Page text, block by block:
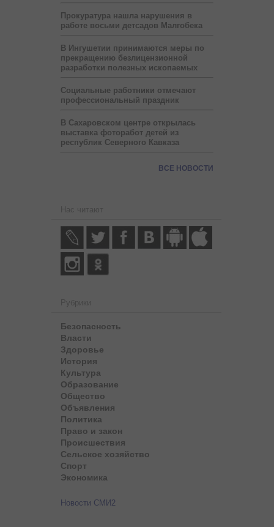
Прокуратура нашла нарушения в
работе восьми детсадов Малгобека
В Ингушетии принимаются меры по
прекращению безлицензионной
разработки полезных ископаемых
Социальные работники отмечают
профессиональный праздник
В Сахаровском центре открылась
выставка фоторабот детей из
республик Северного Кавказа
ВСЕ НОВОСТИ
Нас читают
Рубрики
Безопасность
Власти
Здоровье
История
Культура
Образование
Общество
Объявления
Политика
Право и закон
Происшествия
Сельское хозяйство
Спорт
Экономика
Новости СМИ2